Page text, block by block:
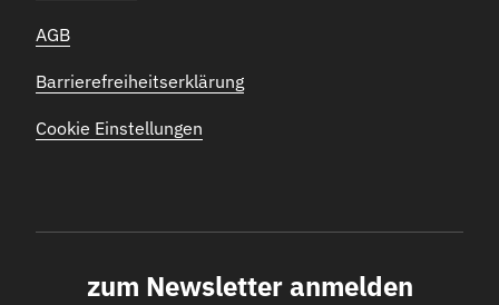
AGB
Barrierefreiheitserklärung
Cookie Einstellungen
zum Newsletter anmelden